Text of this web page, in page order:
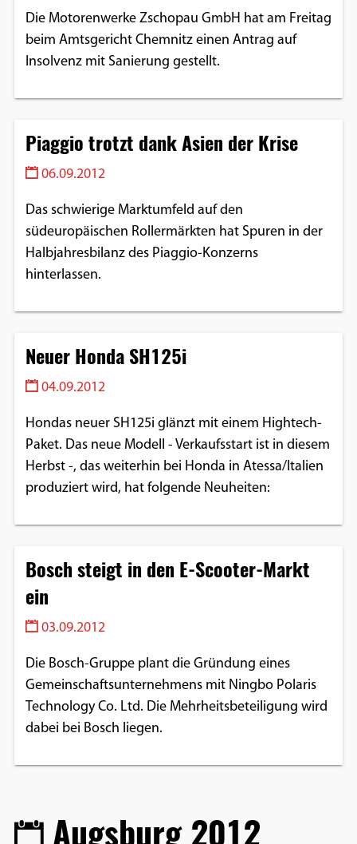
Die Motorenwerke Zschopau GmbH hat am Freitag
beim Amtsgericht Chemnitz einen Antrag auf
Insolvenz mit Sanierung gestellt.
Piaggio trotzt dank Asien der Krise
06.09.2012
Das schwierige Marktumfeld auf den
südeuropäischen Rollermärkten hat Spuren in der
Halbjahresbilanz des Piaggio-Konzerns
hinterlassen.
Neuer Honda SH125i
04.09.2012
Hondas neuer SH125i glänzt mit einem Hightech-
Paket. Das neue Modell - Verkaufsstart ist in diesem
Herbst -, das weiterhin bei Honda in Atessa/Italien
produziert wird, hat folgende Neuheiten:
Bosch steigt in den E-Scooter-Markt
ein
03.09.2012
Die Bosch-Gruppe plant die Gründung eines
Gemeinschaftsunternehmens mit Ningbo Polaris
Technology Co. Ltd. Die Mehrheitsbeteiligung wird
dabei bei Bosch liegen.
Augsburg 2012